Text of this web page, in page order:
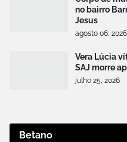
no bairro
Jesus
agosto 06, 2026
Vera Lúcia
SAJ morre
julho 25, 2026
Betano